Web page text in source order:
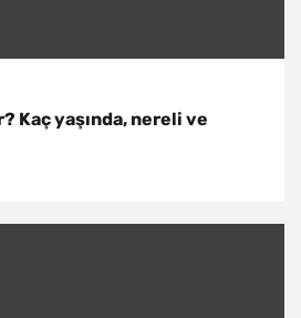
Kaç yaşında, nereli ve